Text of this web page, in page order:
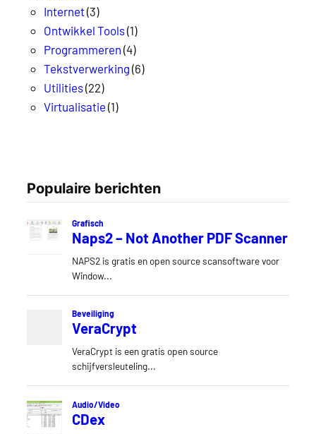
Internet(3)
Ontwikkel Tools(1)
Programmeren (4)
Tekstverwerking (6)
Utilities(22)
Virtualisatie (1)
Populaire berichten